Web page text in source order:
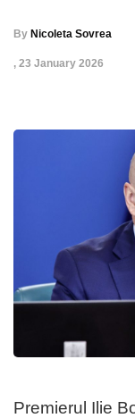
By Nicoleta Sovrea
, 23 January 2026
Premierul Ilie